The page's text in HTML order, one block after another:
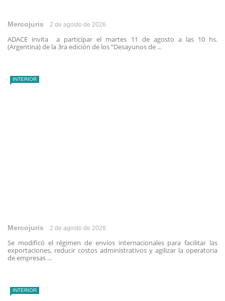
Mercojuris 2 de agosto de 2026
ADACE invita a participar el martes 11 de agosto a las 10 hs.
(Argentina) de la 3ra edición de los “Desayunos de ...
INTERIOR
Mercojuris 2 de agosto de 2026
Se modificó el régimen de envíos internacionales para facilitar las
exportaciones, reducir costos administrativos y agilizar la operatoria
de empresas ...
INTERIOR